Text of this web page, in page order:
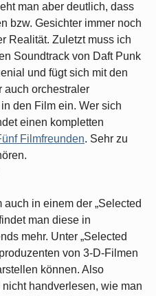
man aber deutlich, dass
bzw. Gesichter immer noch
Realität. Zuletzt muss ich
Soundtrack von Daft Punk
und fügt sich mit den
auch orchestraler
den Film ein. Wer sich
einen kompletten
Filmfreunden. Sehr zu
in einem der „Selected
man diese in
mehr. Unter „Selected
von 3-D-Filmen
können. Also
handverlesen, wie man